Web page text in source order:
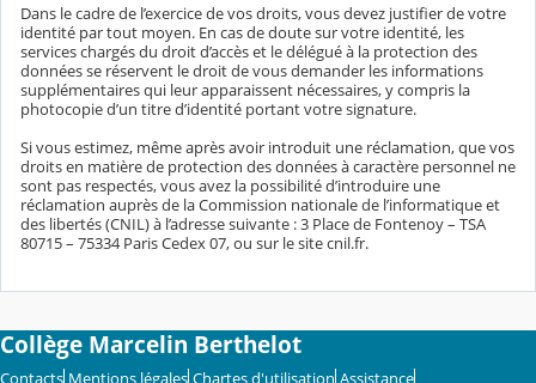
Dans le cadre de l’exercice de vos droits, vous devez justifier de votre
identité par tout moyen. En cas de doute sur votre identité, les
services chargés du droit d’accès et le délégué à la protection des
données se réservent le droit de vous demander les informations
supplémentaires qui leur apparaissent nécessaires, y compris la
photocopie d’un titre d’identité portant votre signature.
Si vous estimez, même après avoir introduit une réclamation, que vos
droits en matière de protection des données à caractère personnel ne
sont pas respectés, vous avez la possibilité d’introduire une
réclamation auprès de la Commission nationale de l’informatique et
des libertés (CNIL) à l’adresse suivante : 3 Place de Fontenoy – TSA
80715 – 75334 Paris Cedex 07, ou sur le site cnil.fr.
Collège Marcelin Berthelot
Contacts Mentions légales Chartes d'utilisation Assistance